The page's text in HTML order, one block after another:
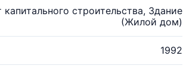
капитального строительства, Здание
(Жилой дом)
1992